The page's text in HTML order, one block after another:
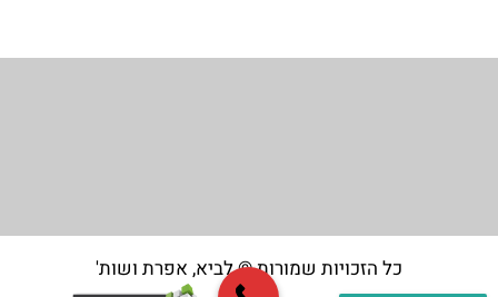
כל הזכויות שמורות © לביא, אפרת ושות'